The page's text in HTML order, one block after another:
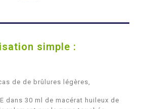
simple :
de de brûlures légères,
dans 30 ml de macérat huileux de